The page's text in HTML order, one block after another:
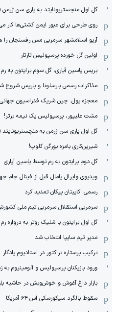
گل اول منچستریونایتد به پاری سن ژرمن
روی طرحی برای عبور ایمن کشتی‌ها کار
آریو اسلامشهر سرمربی مس رفسنجان را
اولین گل خورده پرسپولیسِ تارتار
بریس یاسین آیاری، گل سوم برایتون به رم
مذاکرات رسمی بارسلونا و پاریس شروع
معجزه پول: چین شریک فدراسیون جهانی
مشت علیپور، پرسپولیس یک نیمه برتر!
گل اول پاری سن ژرمن به منچستریونایتد
شیرین‌کاری بامزه یورگن کلوپ!
گل دوم برایتون به رم توسط یاسین آیاری
ویدیوی وایرال یامال قبل از فینال جام
رسمی: کاپیتان پیکان تمدید کرد
سرمربی استقلال سرمربی تیم ملی
گل اول برایتون با شلیک روتر به دروازه رم
مدیر تیم سایپا انتخاب شد
ترکیب پرستاره تراکتور در استادیوم یادگار
ورود بازیکنان پرسپولیس و آلومینیوم به
بازار داغ آغوش و خوش‌و‌بش در حاشیه
سقوط بالگرد سیکورسکی اس-۶۴ آمریکا